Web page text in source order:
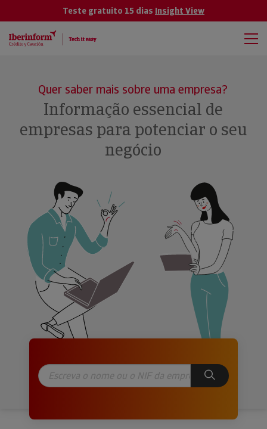
Teste gratuito 15 dias Insight View
Quer saber mais sobre uma empresa?
Informação essencial de
empresas para potenciar o seu
negócio